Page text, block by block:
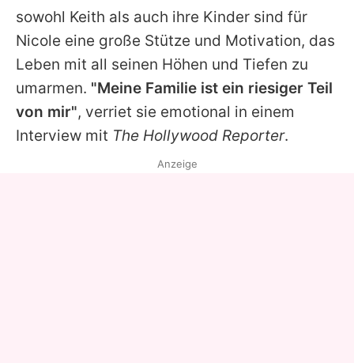
sowohl Keith als auch ihre Kinder sind für
Nicole eine große Stütze und Motivation, das
Leben mit all seinen Höhen und Tiefen zu
umarmen. "Meine Familie ist ein riesiger Teil
von mir", verriet sie emotional in einem
Interview mit The Hollywood Reporter.
Anzeige